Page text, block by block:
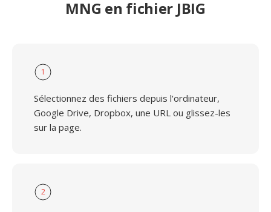
MNG en fichier JBIG
1
Sélectionnez des fichiers depuis l'ordinateur,
Google Drive, Dropbox, une URL ou glissez-les
sur la page.
2